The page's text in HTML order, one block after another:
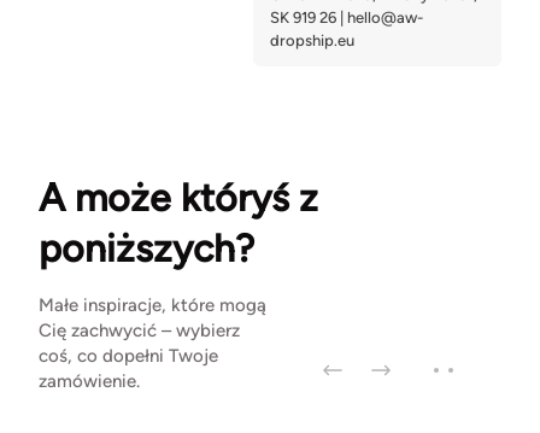
A może któryś z
poniższych?
Małe inspiracje, które mogą
Cię zachwycić – wybierz
coś, co dopełni Twoje
zamówienie.